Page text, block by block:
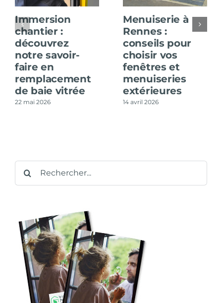
Immersion
chantier :
découvrez
notre savoir-
faire en
remplacement
de baie vitrée
22 mai 2026
Menuiserie à
Rennes :
conseils pour
choisir vos
fenêtres et
menuiseries
extérieures
14 avril 2026
Rechercher: